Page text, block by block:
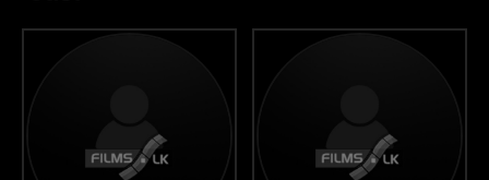
ජීවිතයන්හි කොටසක්ව පවතී. ඇන්තනි පන්නයට
යන්නේ ඔහුගේම කුඩා ඔරුවෙනි. ඔහු බිරිඳ හා දරුවා